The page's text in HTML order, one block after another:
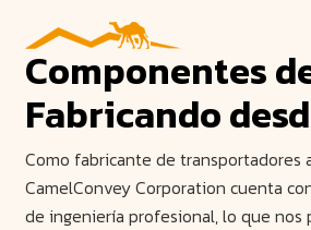
Componentes
Fabricando
Como fabricante de transportadores
CamelConvey Corporation cuenta
de ingeniería profesional, lo que